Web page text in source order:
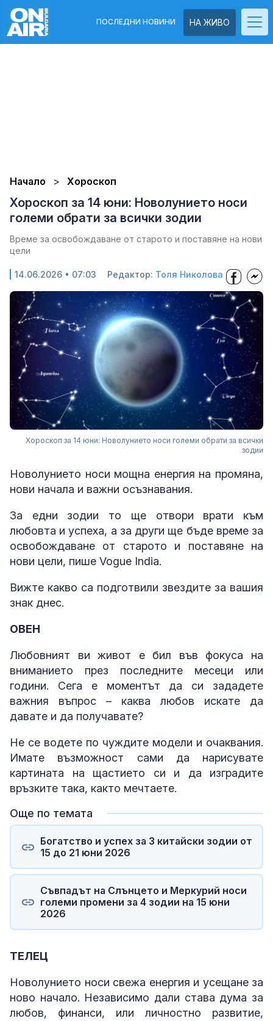
НА ЖИВО
ПОСЛЕДНИ НОВИНИ
Начало Хороскоп
Хороскоп за 14 юни: Новолунието носи
големи обрати за всички зодии
Време за освобождаване от старото и поставяне на нови
цели
14.06.2026 • 07:03 Редактор: Толя Николова
Хороскоп за 14 юни: Новолунието носи големи обрати за всички
зодии
Новолунието носи мощна енергия на промяна,
нови начала и важни осъзнавания.
За едни зодии то ще отвори врати към
любовта и успеха, а за други ще бъде време за
освобождаване от старото и поставяне на
нови цели, пише Vogue India.
Вижте какво са подготвили звездите за вашия
знак днес.
ОВЕН
Любовният ви живот е бил във фокуса на
вниманието през последните месеци или
години. Сега е моментът да си зададете
важния въпрос – каква любов искате да
давате и да получавате?
Не се водете по чуждите модели и очаквания.
Имате възможност сами да нарисувате
картината на щастието си и да изградите
връзките така, както мечтаете.
Още по темата
Богатство и успех за 3 китайски зодии от
15 до 21 юни 2026
Съвпадът на Слънцето и Меркурий носи
големи промени за 4 зодии на 15 юни
2026
ТЕЛЕЦ
Новолунието носи свежа енергия и усещане за
ново начало. Независимо дали става дума за
любов, финанси, или личностно развитие,